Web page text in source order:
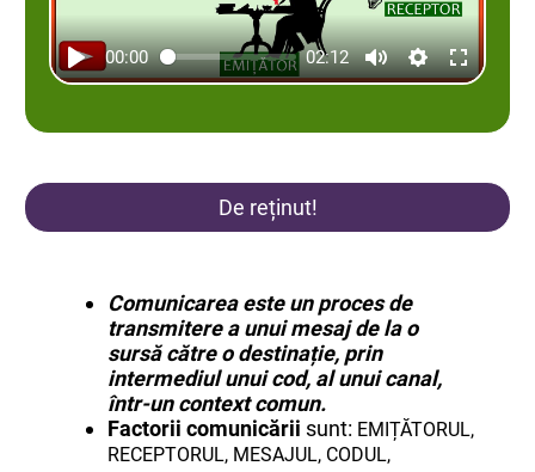
00:00 02:12
De reținut!
Comunicarea este un proces de
transmitere a unui mesaj de la o
sursă către o destinație, prin
intermediul unui cod, al unui canal,
într-un context comun.
Factorii comunicării sunt: EMIȚĂTORUL,
RECEPTORUL, MESAJUL, CODUL,